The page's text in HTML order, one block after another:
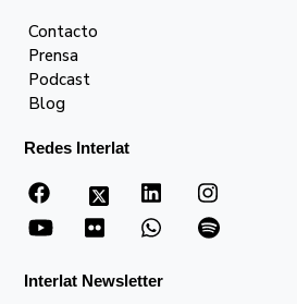
Contacto
Prensa
Podcast
Blog
Redes Interlat
Interlat Newsletter